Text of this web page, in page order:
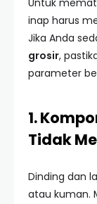
Untuk
inap harus
Jika Anda
grosir,
parameter
1.
Tidak
Dinding dan
atau kuman.